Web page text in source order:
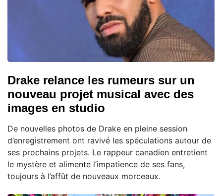
Drake relance les rumeurs sur un
nouveau projet musical avec des
images en studio
De nouvelles photos de Drake en pleine session
d’enregistrement ont ravivé les spéculations autour de
ses prochains projets. Le rappeur canadien entretient
le mystère et alimente l’impatience de ses fans,
toujours à l’affût de nouveaux morceaux.